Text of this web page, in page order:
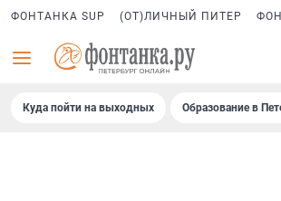
ФОНТАНКА SUP (ОТ)ЛИЧНЫЙ ПИТЕР
Куда пойти на выходных Образование в